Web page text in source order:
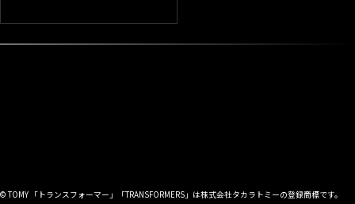
© TOMY 「トランスフォーマー」「TRANSFORMERS」は株式会社タカラトミーの登録商標です。